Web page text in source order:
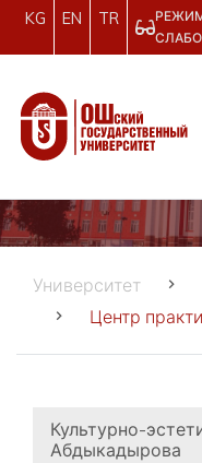
KG EN TR
Университет
Центр
Культурно-
Абдыкадырова